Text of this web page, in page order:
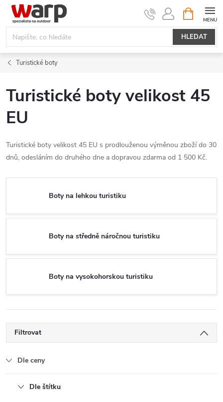
Přejít
obsah
HLEDAT
NÁKUPNÍ
KOŠÍK
Turistické boty
Turistické boty velikost 45
EU
Turistické boty velikost 45 EU s prodlouženou výměnou zboží do 30
dnů, odesláním do druhého dne a dopravou zdarma od 1 500 Kč.
Boty na lehkou turistiku
Boty na středně náročnou turistiku
Boty na vysokohorskou turistiku
Filtrovat
Dle ceny
Dle štítku